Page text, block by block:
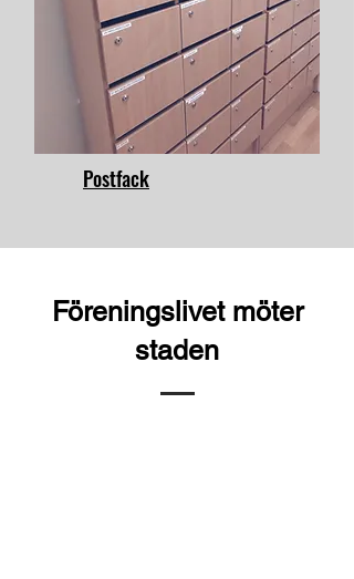
Postfack
Föreningslivet möter
staden